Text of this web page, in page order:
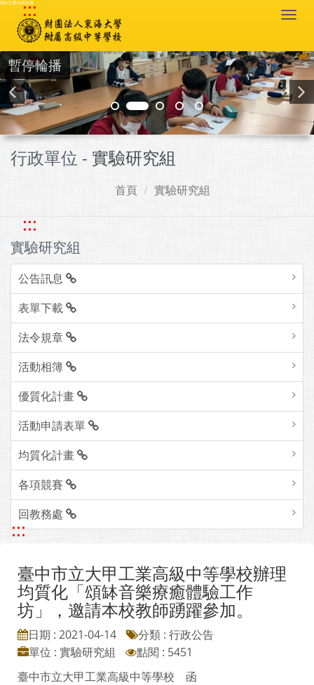
跳到主要內容區塊
:::
暫停輪播
行政單位 - 實驗研究組
首頁 實驗研究組
:::
實驗研究組
公告訊息
表單下載
法令規章
活動相簿
優質化計畫
活動申請表單
均質化計畫
各項競賽
回教務處
:::
臺中市立大甲工業高級中等學校辦理
均質化「頌缽音樂療癒體驗工作
坊」，邀請本校教師踴躍參加。
日期 : 2021-04-14
分類 : 行政公告
單位 : 實驗研究組
點閱 : 5451
臺中市立大甲工業高級中等學校 函